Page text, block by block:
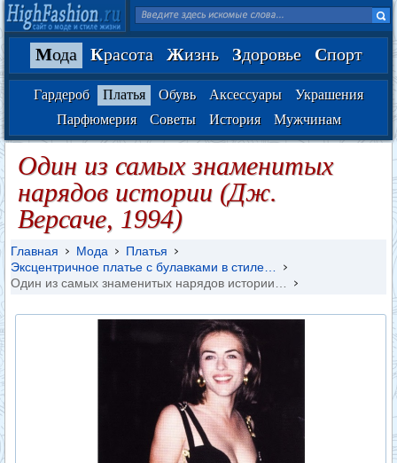
Мода Красота Жизнь Здоровье Спорт
Гардероб Платья Обувь Аксессуары
Украшения
Парфюмерия
Советы История Мужчинам
Один из самых знаменитых
нарядов истории (Дж.
Версаче, 1994)
Главная Мода
Платья
Эксцентричное платье с булавками в стиле…
Один из самых знаменитых нарядов истории…